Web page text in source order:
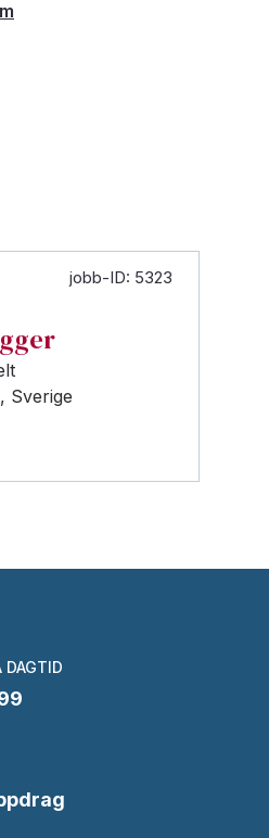
jobb-ID: 5323
Sverige
DAGTID